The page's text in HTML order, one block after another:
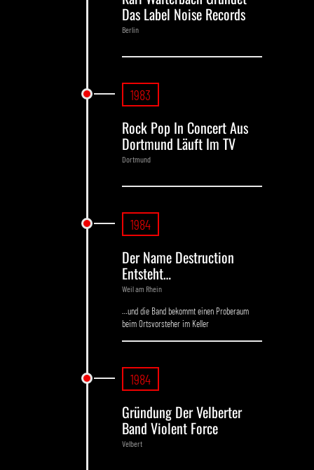
Das Label Noise Records
Berlin
1983
Rock Pop In Concert Aus
Dortmund Läuft Im TV
Dortmund
1984
Der Name Destruction
Entsteht…
Weil am Rhein
…und die Band bekommt einen Proberaum
beim Ortsvorsteher im Keller
1984
Gründung Der Velberter
Band Violent Force
Velbert